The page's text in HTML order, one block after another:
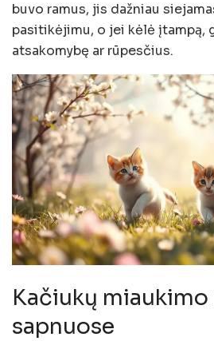
buvo ramus, jis dažniau
pasitikėjimu, o jei kėlė įtampą,
atsakomybę ar rūpesčius.
Kačiukų
sapnuose